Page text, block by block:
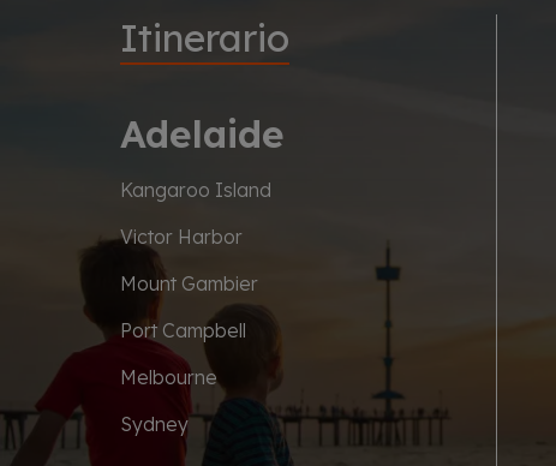
Itinerario
Adelaide
Kangaroo Island
Victor Harbor
Mount Gambier
Port Campbell
Melbourne
Sydney